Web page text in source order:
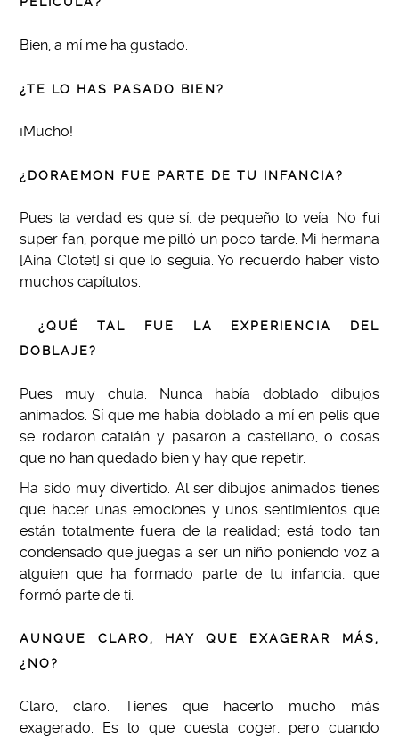
Bien, a mí me ha gustado.
¿TE LO HAS PASADO BIEN?
¡Mucho!
¿DORAEMON FUE PARTE DE TU INFANCIA?
Pues la verdad es que sí, de pequeño lo veía. No fui
super fan, porque me pilló un poco tarde. Mi hermana
[Aina Clotet] sí que lo seguía. Yo recuerdo haber visto
muchos capítulos.
¿QUÉ TAL FUE LA EXPERIENCIA DEL
DOBLAJE?
Pues muy chula. Nunca había doblado dibujos
animados. Sí que me había doblado a mí en pelis que
se rodaron catalán y pasaron a castellano, o cosas
que no han quedado bien y hay que repetir.
Ha sido muy divertido. Al ser dibujos animados tienes
que hacer unas emociones y unos sentimientos que
están totalmente fuera de la realidad; está todo tan
condensado que juegas a ser un niño poniendo voz a
alguien que ha formado parte de tu infancia, que
formó parte de ti.
AUNQUE CLARO, HAY QUE EXAGERAR MÁS,
¿NO?
Claro, claro. Tienes que hacerlo mucho más
exagerado. Es lo que cuesta coger, pero cuando